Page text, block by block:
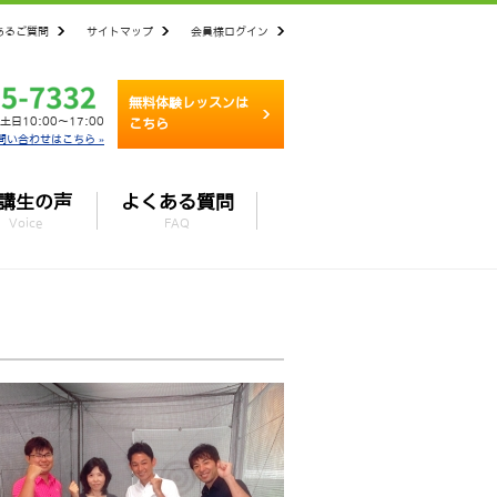
るご質問 サイトマップ 会員様ログイン
日10:00～17:00
い合わせはこちら »
無料体験レッスンは
こちら
生の声
Voice
よくある質問
FAQ